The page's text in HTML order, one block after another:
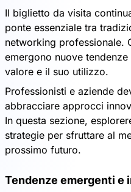
Il biglietto da visita
ponte essenziale tra
networking professionale.
emergono nuove
valore e il suo utilizzo.
Professionisti e aziende
abbracciare approcci
In questa sezione,
strategie per sfruttare al
prossimo futuro.
Tendenze emergenti e